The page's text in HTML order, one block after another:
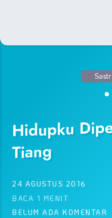
Hidupku
Tiang
24 AGUSTUS 2016
BACA 1 MENIT
BELUM ADA KOMENTAR